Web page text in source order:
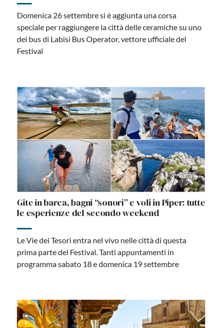
Domenica 26 settembre si è aggiunta una corsa
speciale per raggiungere la città delle ceramiche su uno
dei bus di Labisi Bus Operator, vettore ufficiale del
Festival
Gite in barca, bagni “sonori” e voli in Piper: tutte
le esperienze del secondo weekend
Le Vie dei Tesori entra nel vivo nelle città di questa
prima parte del Festival. Tanti appuntamenti in
programma sabato 18 e domenica 19 settembre